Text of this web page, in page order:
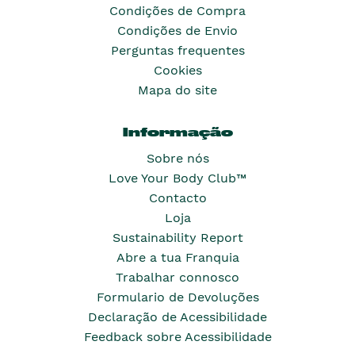
Condições de Compra
Condições de Envio
Perguntas frequentes
Cookies
Mapa do site
Informação
Sobre nós
Love Your Body Club™
Contacto
Loja
Sustainability Report
Abre a tua Franquia
Trabalhar connosco
Formulario de Devoluções
Declaração de Acessibilidade
Feedback sobre Acessibilidade